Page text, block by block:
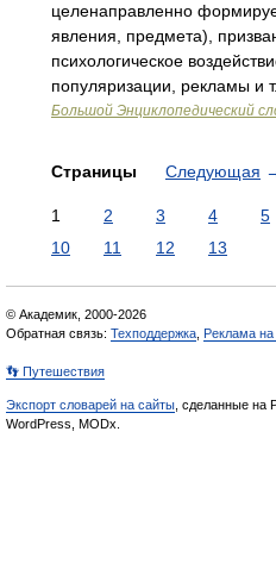
целенаправленно
явления, предмета),
психологическое
популяризации, рекламы и
Большой Энциклопедический
Страницы Следующая
1 2 3 4 5
10
11 12 13
© Академик, 2000-2026
Обратная связь: Техподдержка Реклама на
👣 Путешествия
Экспорт словарей на сайты , сделанные на
WordPress, MODx.